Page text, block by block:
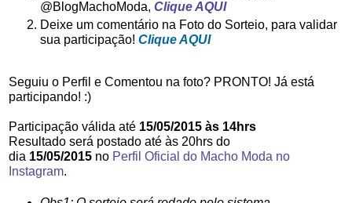
@BlogMachoModa, Clique AQUI
Deixe um comentário na Foto do Sorteio, para validar
sua participação! Clique AQUI
Seguiu o Perfil e Comentou na foto? PRONTO! Já está
participando! :)
Participação válida até 15/05/2015 às 14hrs
Resultado será postado até às 20hrs do
dia 15/05/2015 no Perfil Oficial do Macho Moda no
Instagram.